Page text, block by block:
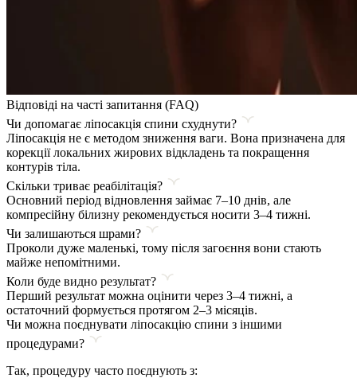
Відповіді на часті запитання (FAQ)
Чи допомагає ліпосакція спини схуднути?
Ліпосакція не є методом зниження ваги. Вона призначена для
корекції локальних жирових відкладень та покращення
контурів тіла.
Скільки триває реабілітація?
Основний період відновлення займає 7–10 днів, але
компресійну білизну рекомендується носити 3–4 тижні.
Чи залишаються шрами?
Проколи дуже маленькі, тому після загоєння вони стають
майже непомітними.
Коли буде видно результат?
Перший результат можна оцінити через 3–4 тижні, а
остаточний формується протягом 2–3 місяців.
Чи можна поєднувати ліпосакцію спини з іншими
процедурами?
Так, процедуру часто поєднують з: